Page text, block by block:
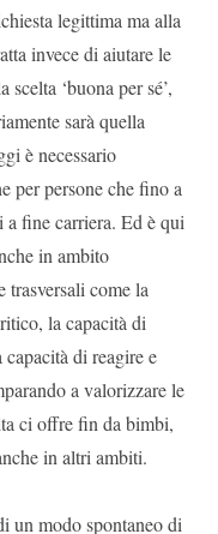
legittima ma alla
invece di aiutare le
‘buona per sé’,
sarà quella
è necessario
per persone che fino a
a fine carriera. Ed è qui
in ambito
trasversali come la
la capacità di
di reagire e
a valorizzare le
ci offre fin da bimbi,
in altri ambiti.
un modo spontaneo di